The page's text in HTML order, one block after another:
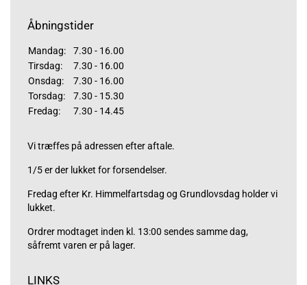
Åbningstider
Mandag:
7.30 - 16.00
Tirsdag:
7.30 - 16.00
Onsdag:
7.30 - 16.00
Torsdag:
7.30 - 15.30
Fredag:
7.30 - 14.45
Vi træffes på adressen efter aftale.
1/5 er der lukket for forsendelser.
Fredag efter Kr. Himmelfartsdag og Grundlovsdag holder vi
lukket.
Ordrer modtaget inden kl. 13:00 sendes samme dag,
såfremt varen er på lager.
LINKS